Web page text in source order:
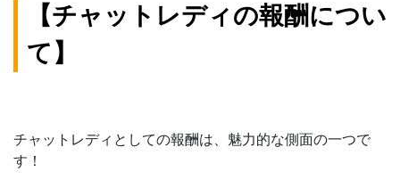
【チャットレディの報酬につい
て】
チャットレディとしての報酬は、魅力的な側面の一つで
す！